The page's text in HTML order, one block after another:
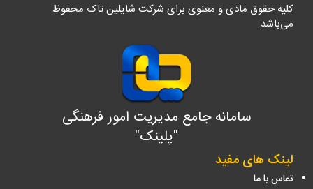
کلیه حقوق مادی و معنوی برای شرکت شایلین تاک محفوظ
می‌باشد.
سامانه جامع مدیریت امور فرهنگی
"پلینک"
لینک های مفید
تماس با ما